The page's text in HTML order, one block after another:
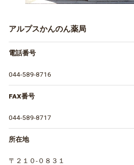
アルプスかんのん薬局
電話番号
044-589-8716
FAX番号
044-589-8717
所在地
〒２１０-０８３１